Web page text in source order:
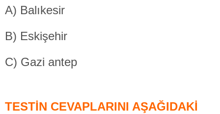
A) Balıkesir
B) Eskişehir
C) Gazi antep
TESTİN CEVAPLARINI AŞAĞIDAKİ